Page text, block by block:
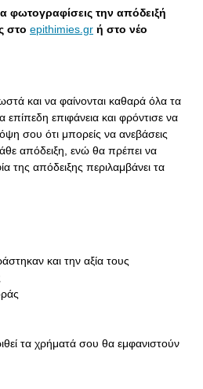
φωτογραφίσεις την απόδειξή
στο epithimies.gr ή στο νέο
και να φαίνονται καθαρά όλα τα
επίπεδη επιφάνεια και φρόντισε να
σου ότι μπορείς να ανεβάσεις
απόδειξη, ενώ θα πρέπει να
της απόδειξης περιλαμβάνει τα
και την αξία τους
τα χρήματά σου θα εμφανιστούν